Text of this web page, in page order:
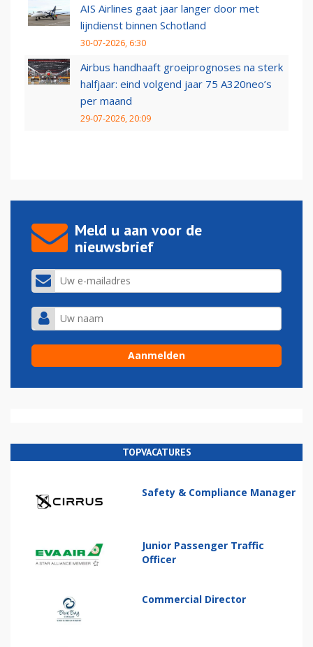
AIS Airlines gaat jaar langer door met
lijndienst binnen Schotland
30-07-2026, 6:30
Airbus handhaaft groeiprognoses na sterk
halfjaar: eind volgend jaar 75 A320neo’s
per maand
29-07-2026, 20:09
Meld u aan voor de
nieuwsbrief
TOPVACATURES
Safety & Compliance Manager
Junior Passenger Traffic
Officer
Commercial Director